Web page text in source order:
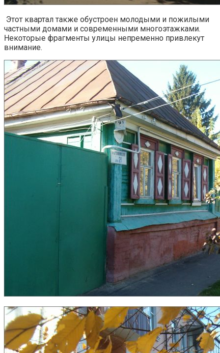
Этот квартал также обустроен молодыми и пожилыми
частными домами и современными многоэтажками.
Некоторые фрагменты улицы непременно привлекут
внимание.